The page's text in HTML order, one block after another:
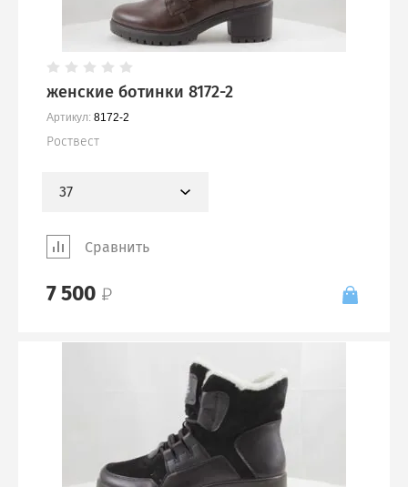
женские ботинки 8172-2
Артикул: 8172-2
Роствест
37
Сравнить
7 500